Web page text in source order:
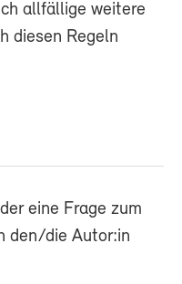
allfällige weitere
diesen Regeln
eine Frage zum
den/die Autor:in